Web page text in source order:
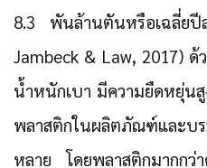
8.3 พันล้านตันหรือเฉลี่ย
Jambeck & Law, 2017)
น้ำหนักเบา มีความยืดหยุ่นสู
พลาสติกในผลิตภัณฑ์และ
หลาย โดยพลาสติกมากกว่